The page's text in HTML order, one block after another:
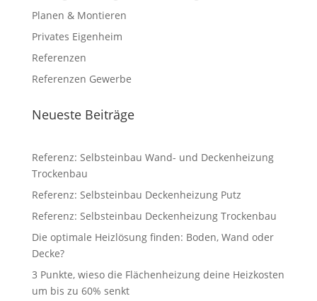
Planen & Montieren
Privates Eigenheim
Referenzen
Referenzen Gewerbe
Neueste Beiträge
Referenz: Selbsteinbau Wand- und Deckenheizung
Trockenbau
Referenz: Selbsteinbau Deckenheizung Putz
Referenz: Selbsteinbau Deckenheizung Trockenbau
Die optimale Heizlösung finden: Boden, Wand oder
Decke?
3 Punkte, wieso die Flächenheizung deine Heizkosten
um bis zu 60% senkt